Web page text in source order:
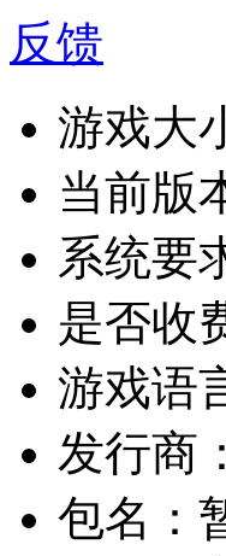
反馈
游戏大
当前版
系统要
是否收
游戏语
发行商：
包名：